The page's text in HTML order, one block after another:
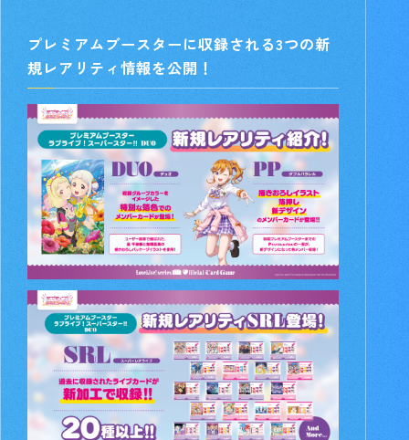
プレミアムブースターに収録される3つの新
規レアリティ情報を公開！